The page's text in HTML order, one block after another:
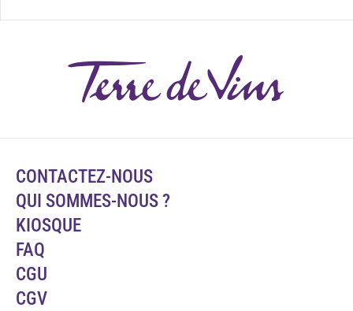
CONTACTEZ-NOUS
QUI SOMMES-NOUS ?
KIOSQUE
FAQ
CGU
CGV